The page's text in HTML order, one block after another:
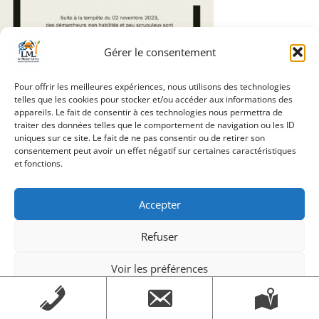
Gérer le consentement
Pour offrir les meilleures expériences, nous utilisons des technologies
telles que les cookies pour stocker et/ou accéder aux informations des
appareils. Le fait de consentir à ces technologies nous permettra de
traiter des données telles que le comportement de navigation ou les ID
uniques sur ce site. Le fait de ne pas consentir ou de retirer son
consentement peut avoir un effet négatif sur certaines caractéristiques
et fonctions.
Accepter
Refuser
Voir les préférences
Mentions légalesMentions légales
Navigation
de
l’article
Slider_Alerte_démarchage_suite_tempête
Création Androme Informatique
réservés.|Mentions légales